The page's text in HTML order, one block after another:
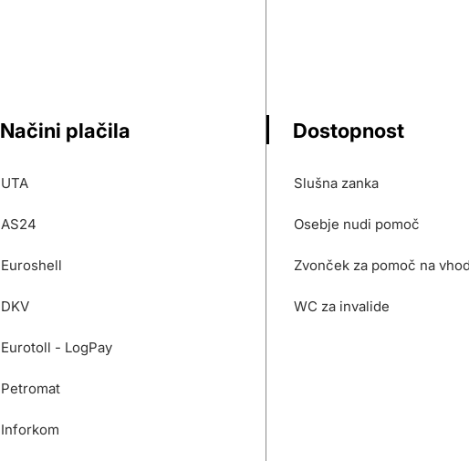
Načini plačila
UTA
AS24
Euroshell
DKV
Eurotoll - LogPay
Petromat
Inforkom
Dostopnost
Slušna zanka
Osebje nudi pomoč
Zvonček za pomoč na
WC za invalide